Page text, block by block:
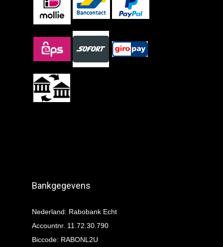
Bankgegevens
Nederland: Rabobank Echt
Accountnr. 11.72.30.790
Biccode: RABONL2U